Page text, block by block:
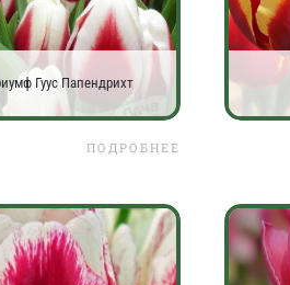
Гуус Папендрихт
ПОДРОБНЕЕ